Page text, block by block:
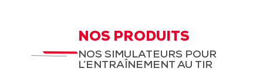
NOS PRODUITS
NOS SIMULATEURS POUR
L’ENTRAÎNEMENT AU TIR